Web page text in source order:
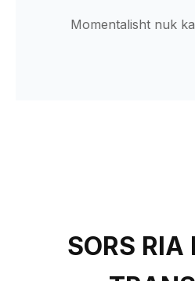
Momentalisht nuk
SORS RIA